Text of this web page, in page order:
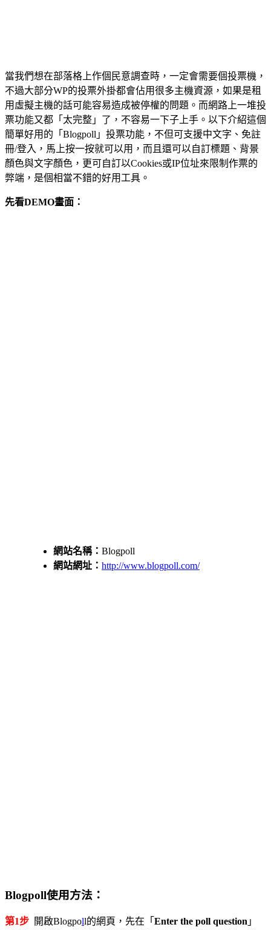
當我們想在部落格上作個民意調查時，一定會需要個投票機，
不過大部分WP的投票外掛都會佔用很多主機資源，如果是租
用虛擬主機的話可能容易造成被停權的問題。而網路上一堆投
票功能又都「太完整」了，不容易一下子上手。以下介紹這個
簡單好用的「Blogpoll」投票功能，不但可支援中文字、免註
冊/登入，馬上按一按就可以用，而且還可以自訂標題、背景
顏色與文字顏色，更可自訂以Cookies或IP位址來限制作票的
弊端，是個相當不錯的好用工具。
先看DEMO畫面：
網站名稱： Blogpoll
網站網址： http://www.blogpoll.com/
Blogpoll使用方法：
第1步 開啟Blogpoll的網頁，先在「 Enter the poll question 」